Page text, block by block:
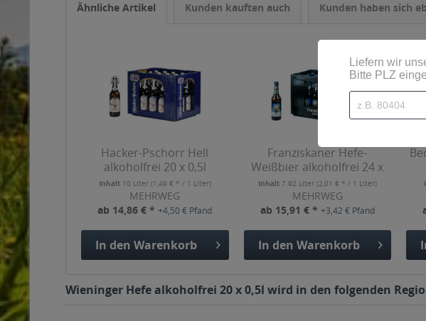
Ähnliche Artikel Kunden kauften auch Kunden haben sich
Hacker-Pschorr Hell
alkoholfrei 20 x 0,5l
Inhalt 10 Liter (1,49 € * / 1 Liter)
MEHRWEG
ab 14,86 € *+4,50 € Pfand
In den Warenkorb
Franziskaner Hefe-
Weißbier alkoholfrei 24 x
0,33l
Inhalt 7.92 Liter (2,01 € * / 1 Liter)
MEHRWEG
ab 15,91 € * +3,42 € Pfand
In den Warenkorb
Wieninger Hefe alkoholfrei 20 x 0,5l wird in den folgenden